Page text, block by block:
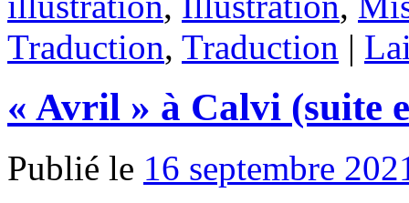
Traduction, Traduction |
« Avril » à Calvi (suite
Publié le 16 septembre